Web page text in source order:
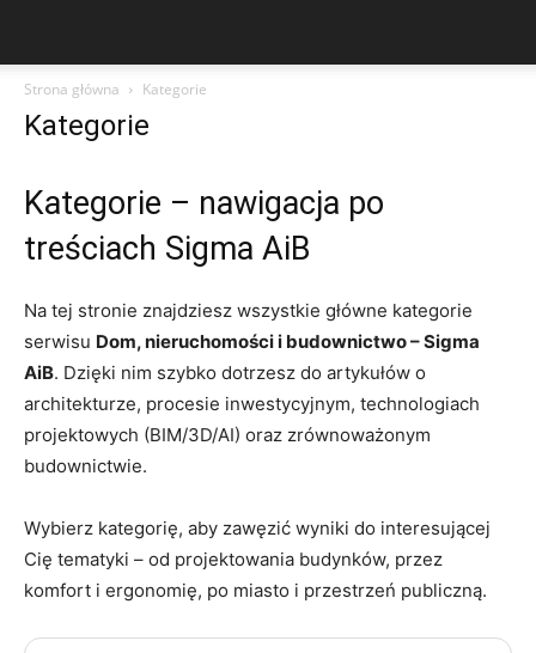
Strona główna Kategorie
Kategorie
Kategorie – nawigacja po
treściach Sigma AiB
Na tej stronie znajdziesz wszystkie główne kategorie
serwisu Dom, nieruchomości i budownictwo – Sigma
AiB. Dzięki nim szybko dotrzesz do artykułów o
architekturze, procesie inwestycyjnym, technologiach
projektowych (BIM/3D/AI) oraz zrównoważonym
budownictwie.
Wybierz kategorię, aby zawęzić wyniki do interesującej
Cię tematyki – od projektowania budynków, przez
komfort i ergonomię, po miasto i przestrzeń publiczną.